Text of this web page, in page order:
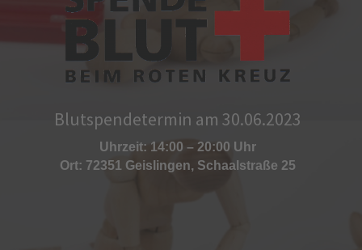
Blutspendetermin am 30.06.2023
Uhrzeit: 14:00 – 20:00 Uhr
Ort: 72351 Geislingen, Schaalstraße 25